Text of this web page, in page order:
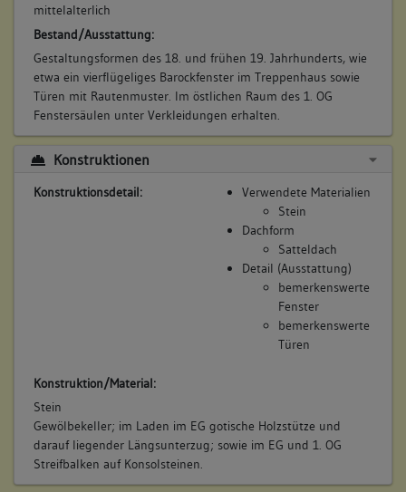
mittelalterlich
Bestand/Ausstattung:
Gestaltungsformen des 18. und frühen 19. Jahrhunderts, wie
etwa ein vierflügeliges Barockfenster im Treppenhaus sowie
Türen mit Rautenmuster. Im östlichen Raum des 1. OG
Fenstersäulen unter Verkleidungen erhalten.
Konstruktionen
Konstruktionsdetail:
Verwendete Materialien
Stein
Dachform
Satteldach
Detail (Ausstattung)
bemerkenswerte
Fenster
bemerkenswerte
Türen
Konstruktion/Material:
Stein
Gewölbekeller; im Laden im EG gotische Holzstütze und
darauf liegender Längsunterzug; sowie im EG und 1. OG
Streifbalken auf Konsolsteinen.